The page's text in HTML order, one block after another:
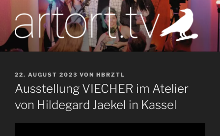
Inhalt
springen
artort.tv
Berichte vom Tatort der Kunst
VERÖFFENTLICHT
AM
22. AUGUST 2023 VON HBRZTL
Ausstellung VIECHER im Atelier
von Hildegard Jaekel in Kassel